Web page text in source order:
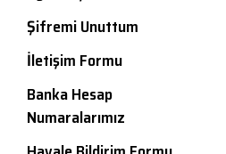
Şifremi Unuttum
İletişim Formu
Banka Hesap
Numaralarımız